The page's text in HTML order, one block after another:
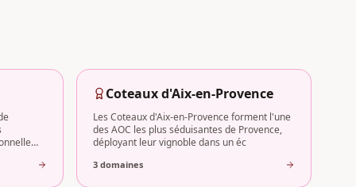
Coteaux d'Aix-en-Provence
Les Coteaux d'Aix-en-Provence forment l'une
des AOC les plus séduisantes de Provence,
déployant leur vignoble dans un éc
3 domaines